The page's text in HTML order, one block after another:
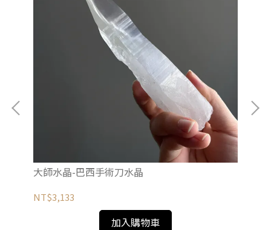
大師水晶-巴西手術刀水晶
NT$3,133
加入購物車